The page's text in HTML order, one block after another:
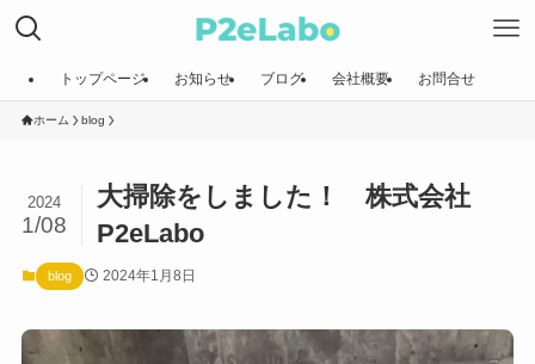
トップページ お知らせ ブログ 会社概要 お問合せ
ホーム blog
大掃除をしました！ 株式会社
P2eLabo
2024
1/08
blog 2024年1月8日